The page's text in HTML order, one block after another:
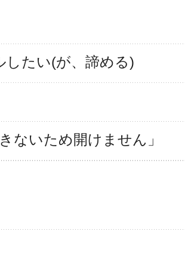
したい(が、諦める)
ないため開けません」